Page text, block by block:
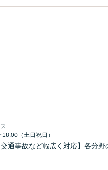
（土日祝日）
通事故など幅広く対応】各分